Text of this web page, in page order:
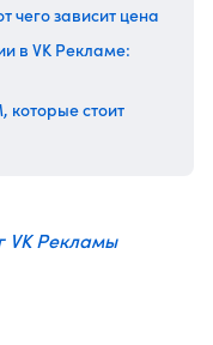
чего зависит цена
в VK Рекламе:
которые стоит
VK Рекламы